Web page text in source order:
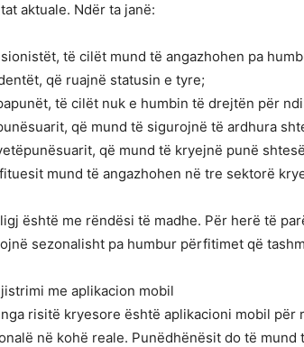
aktuale. Ndër ta janë:
të cilët mund të angazhohen pa
që ruajnë statusin e tyre;
të cilët nuk e humbin të drejtën për
që mund të sigurojnë të ardhura
që mund të kryejnë punë
mund të angazhohen në tre sektorë
ligj është me rëndësi të madhe. Për herë të
sezonalisht pa humbur përfitimet që
me aplikacion mobil
risitë kryesore është aplikacioni mobil
në kohë reale. Punëdhënësit do të